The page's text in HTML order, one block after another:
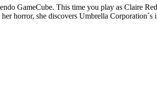
GameCube. This time you play as Claire
horror, she discovers Umbrella Corporation´s